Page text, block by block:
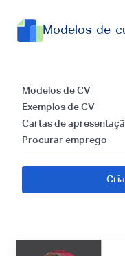
Modelos-de-
Modelos de CV
Exemplos de CV
Cartas de
Procurar emprego
Guia